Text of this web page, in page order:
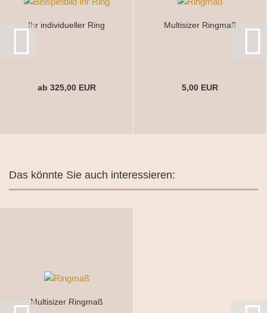
Ihr individueller Ring
ab 325,00 EUR
Multisizer Ringmaß
5,00 EUR
Das könnte Sie auch interessieren:
Multisizer Ringmaß